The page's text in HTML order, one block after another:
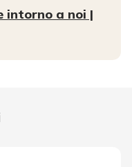
intorno a noi |